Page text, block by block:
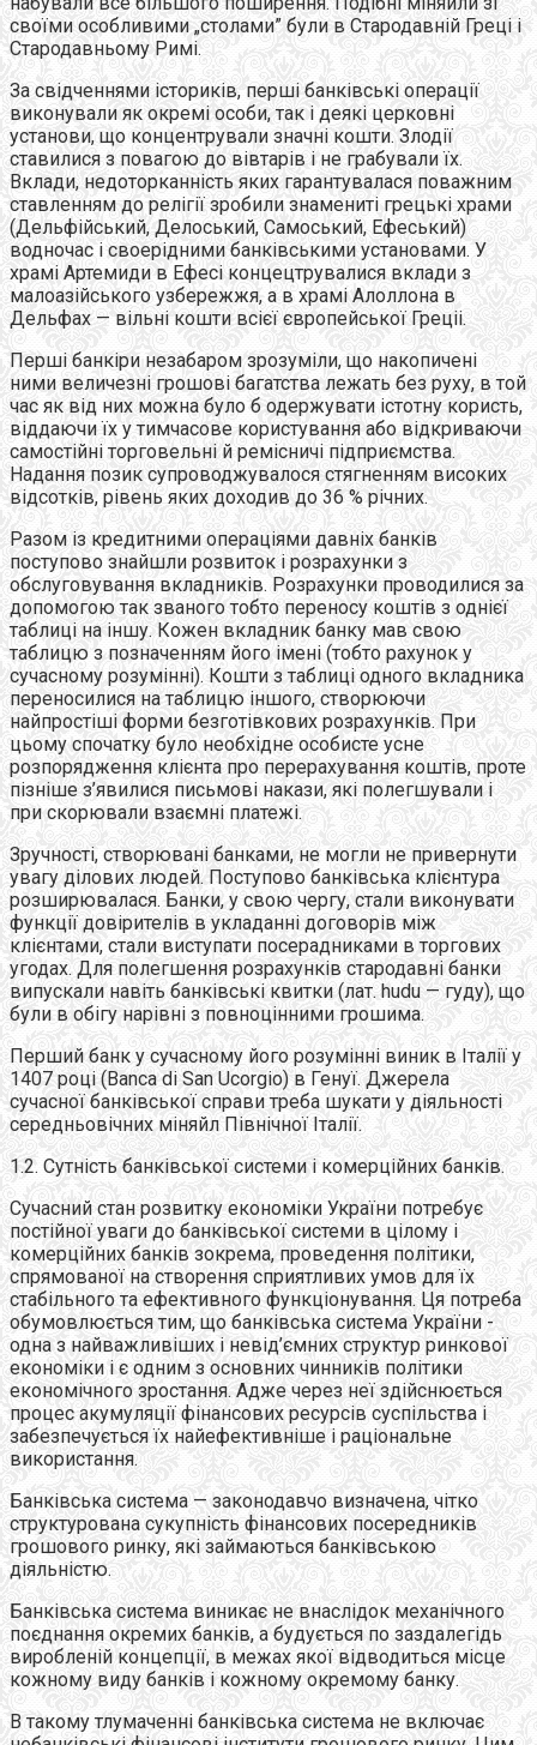
своїми особливими „столами” були в Стародавнiй Грецi i
Стародавньому Римi.
За свідченнями iсторикiв, першi банкiвськi операцiї
виконували як окремi особи, так i деякi церковнi
установи, що концентрували значнi кошти. Злодiї
ставилися з повагою до вiвтарiв i не грабували їх.
Вклади, недоторканнiсть яких гарантувалася поважним
ставленням до релiгiї зробили знаменитi грецькi храми
(Дельфiйський, Делоський, Самоський, Ефеський)
водночас i своерiдними банкiвськими установами. У
храмi Артемиди в Ефесi концецтрувалися вклади з
малоазійського узбережжя, а в храмi Алоллона в
Дельфах — вiльнi кошти всiєї європейської Грецii.
Першi банкiри незабаром зрозумiли, що накопичені
ними величезнi грошовi багатства лежать без руху, в той
час як вiд них можна було б одержувати iстотну користь,
вiддаючи їх у тимчасове користування або вiдкриваючи
самостiйнi торговельні й ремісничі підприємства.
Надання позик супроводжувалося стягненням високих
відсотків, рiвень яких доходив до 36 % рiчних.
Разом iз кредитними операціями давніх банкiв
поступово знайшли розвиток i розрахунки з
обслуговування вкладників. Розрахунки проводилися за
допомогою так званого тобто переносу коштiв з однієї
таблицi на iншу. Кожен вкладник банку мав свою
таблицю з позначенням його iменi (тобто рахунок у
сучасному розумiннi). Кошти з таблицi одного вкладника
переносилися на таблицю iншого, створюючи
найпростiшi форми безготiвкових розрахункiв. При
цьому спочатку було необхiдне особисте усне
розпорядження клiєнта про перерахування коштiв, проте
пiзнiше з’явилися письмовi накази, якi полегшували i
при скорювали взаємнi платежi.
Зручностi, створюванi банками, не могли не привернути
увагу дiлових людей. Поступово банкiвська клієнтура
розширювалася. Банки, у свою чергу, стали виконувати
функції довiрителiв в укладанні договорiв мiж
клiєнтами, стали виступати посерадниками в торгових
угодах. Для полегшення розрахункiв стародавні банки
випускали навiть банкiвськi квитки (лат. hudu — гуду), що
були в обiгу нарiвнi з повноцінними грошима.
Перший банк у сучасному його розумінні виник в Італії у
1407 році (Banca di San Ucorgio) в Генуї. Джерела
сучасної банківської справи треба шукати у діяльності
середньовічних міняйл Північної Італії.
1.2. Сутність банківської системи і комерційних банків.
Сучасний стан розвитку економіки України потребує
постійної уваги до банківської системи в цілому і
комерційних банків зокрема, проведення політики,
спрямованої на створення сприятливих умов для їх
стабільного та ефективного функціонування. Ця потреба
обумовлюється тим, що банківська система України -
одна з найважливіших і невід’ємних структур ринкової
економіки і є одним з основних чинників політики
економічного зростання. Адже через неї здійснюється
процес акумуляції фінансових ресурсів суспільства і
забезпечується їх найефективніше і раціональне
використання.
Банкiвська система — законодавчо визначена, чiтко
структурована сукупність фiнансових посередників
грошового ринку, якi займаються банкiвською
дiяльнiстю.
Банкiвська система виникає не внаслідок механічного
поєднання окремих банкiв, а будується по заздалегідь
виробленій концепції, в межах якої відводиться мiсце
кожному виду банкiв i кожному окремому банку.
В такому тлумаченні банкiвська система не включає